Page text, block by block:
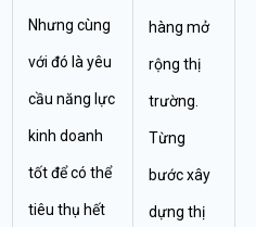
Nhưng cùng
với đó là yêu
cầu năng lực
kinh doanh
tốt để có thể
tiêu thụ hết
hàng mở
rộng thị
trường.
Từng
bước xây
dựng thị